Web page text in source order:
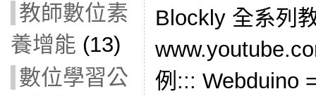
教師數位素
養增能 (13)
數位學習公
Blockly 全系列
例::: Webduino